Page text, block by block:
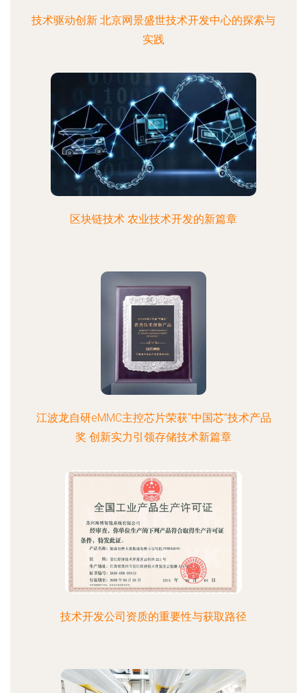
技术驱动创新 北京网景盛世技术开发中心的探索与
实践
区块链技术 农业技术开发的新篇章
江波龙自研eMMC主控芯片荣获“中国芯”技术产品
奖 创新实力引领存储技术新篇章
技术开发公司资质的重要性与获取路径